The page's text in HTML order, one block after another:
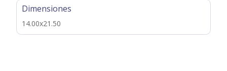
Dimensiones
14.00x21.50